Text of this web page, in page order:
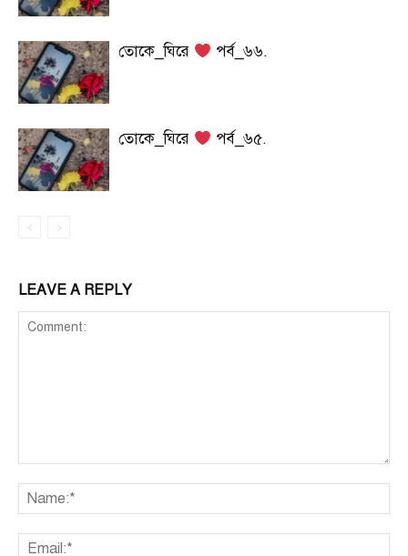
তোকে_ঘিরে পর্ব_৬৬.
তোকে_ঘিরে পর্ব_৬৫.
LEAVE A REPLY